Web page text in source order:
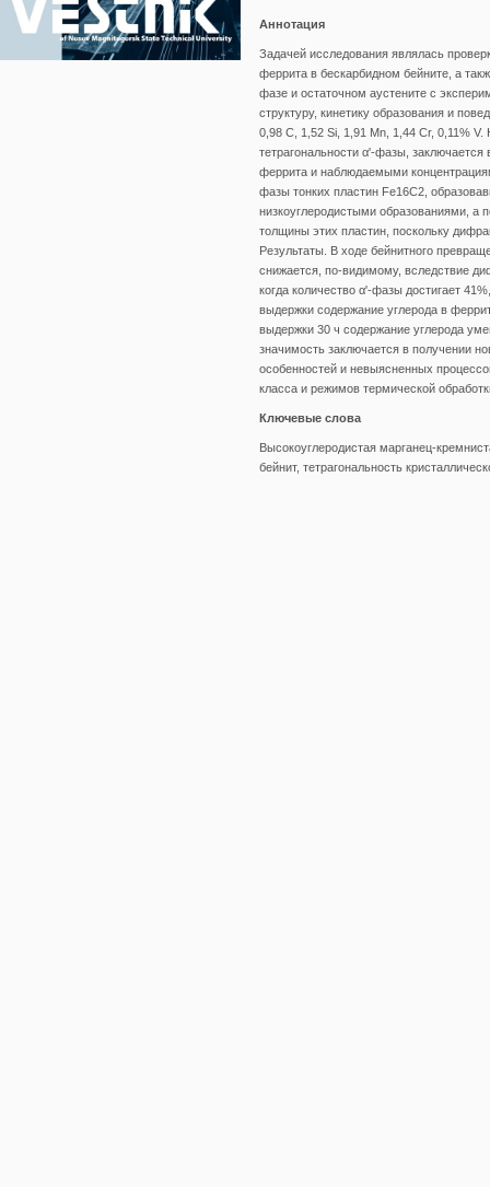
Аннотация
Задачей исследования являлась
феррита в бескарбидном бейните, а
фазе и остаточном аустените с
структуру, кинетику образования и
0,98 С, 1,52 Si, 1,91 Mn, 1,44 Cr, 0,11%
тетрагональности α'-фазы,
феррита и наблюдаемыми
фазы тонких пластин Fe16C2,
низкоуглеродистыми образованиями, а
толщины этих пластин, поскольку
Результаты. В ходе бейнитного
снижается, по-видимому, вследствие
когда количество α'-фазы достигает
выдержки содержание углерода в
выдержки 30 ч содержание углерода
значимость заключается в получении
особенностей и невыясненных
класса и режимов термической
Ключевые слова
Высокоуглеродистая марганец-
бейнит, тетрагональность